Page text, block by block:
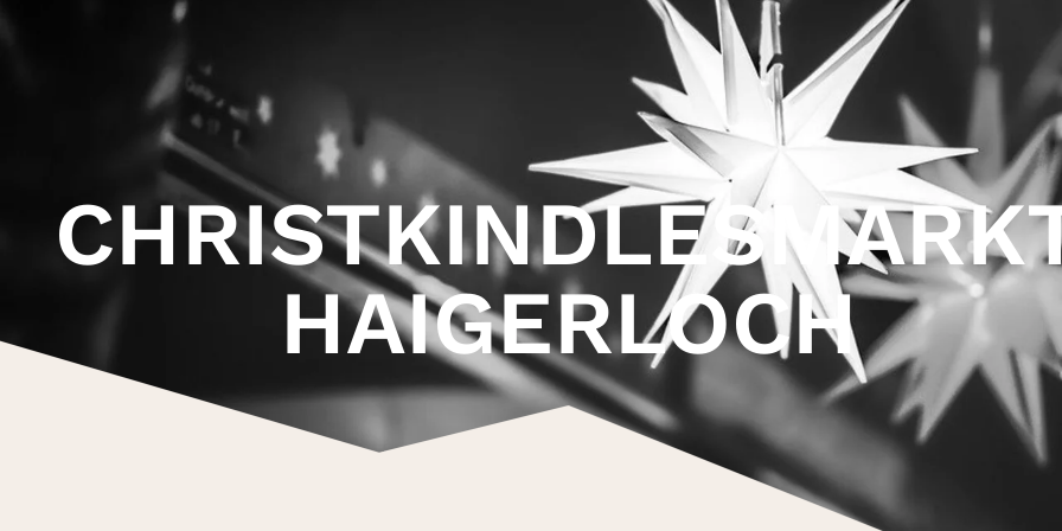
HAIGERLOCH